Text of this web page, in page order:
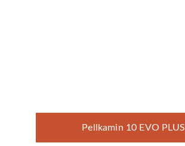
Pellkamin 10 EVO PLUS